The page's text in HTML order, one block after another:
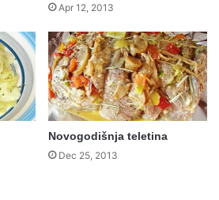
Apr 12, 2013
Novogodišnja teletina
Dec 25, 2013